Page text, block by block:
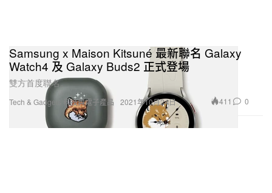
Tech & Gadgets 科技與電子產品
Samsung x Maison Kitsuné 最新聯名 Galaxy
Watch4 及 Galaxy Buds2 正式登場
雙方首度聯名。
2021年10月24日 411 0